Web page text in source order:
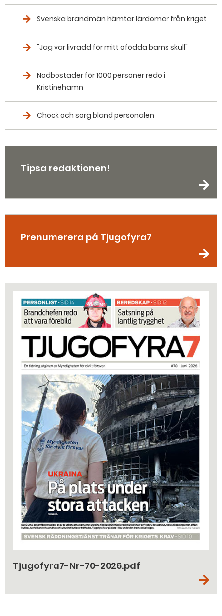
Svenska brandmän hämtar lärdomar från kriget
"Jag var livrädd för mitt ofödda barns skull"
Nödbostäder för 1000 personer redo i
Kristinehamn
Chock och sorg bland personalen
Tipsa redaktionen!
Prenumerera på Tjugofyra7
Tjugofyra7-Nr-70-2026.pdf